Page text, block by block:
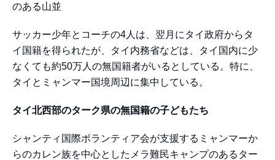
のある山並
サッカー少年とコーチの4人は、翌月にタイ政府からタ
イ国籍を得られたが、タイ内務省などは、タイ国内に少
なくても約50万人の無国籍者がいるとしている。特に、
タイとミャンマー国境周辺に集中している。
タイ北西部のターク県の無国籍の子どもたち
シャンティ国際ボランティア会が支援するミャンマーか
らのカレン族を中心としたメラ難民キャンプのあるター